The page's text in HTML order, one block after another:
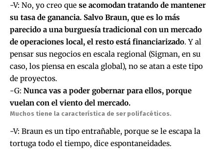
-V: No, yo creo que se acomodan tratando de mantener
su tasa de ganancia. Salvo Braun, que es lo más
parecido a una burguesía tradicional con un mercado
de operaciones local, el resto está financiarizado. Y al
pensar sus negocios en escala regional (Sigman, en su
caso, los piensa en escala global), no se atan a este tipo
de proyectos.
-G: Nunca vas a poder gobernar para ellos, porque
vuelan con el viento del mercado.
Muchos tiene la característica de ser polifacéticos.
-V: Braun es un tipo entrañable, porque se le escapa la
tortuga todo el tiempo, dice espontaneidades.